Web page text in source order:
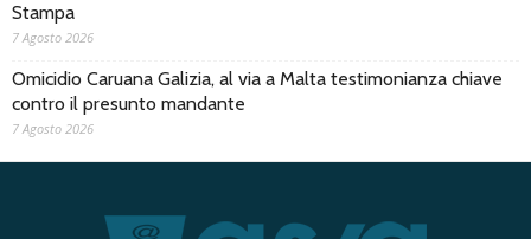
Stampa
7 Agosto 2026
Omicidio Caruana Galizia, al via a Malta testimonianza chiave
contro il presunto mandante
7 Agosto 2026